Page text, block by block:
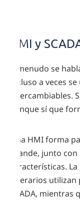
HMI y
A menudo se
incluso a veces
intercambiables.
aunque sí que
Una HMI forma
grande, junto
características.
operarios
SCADA, mientras